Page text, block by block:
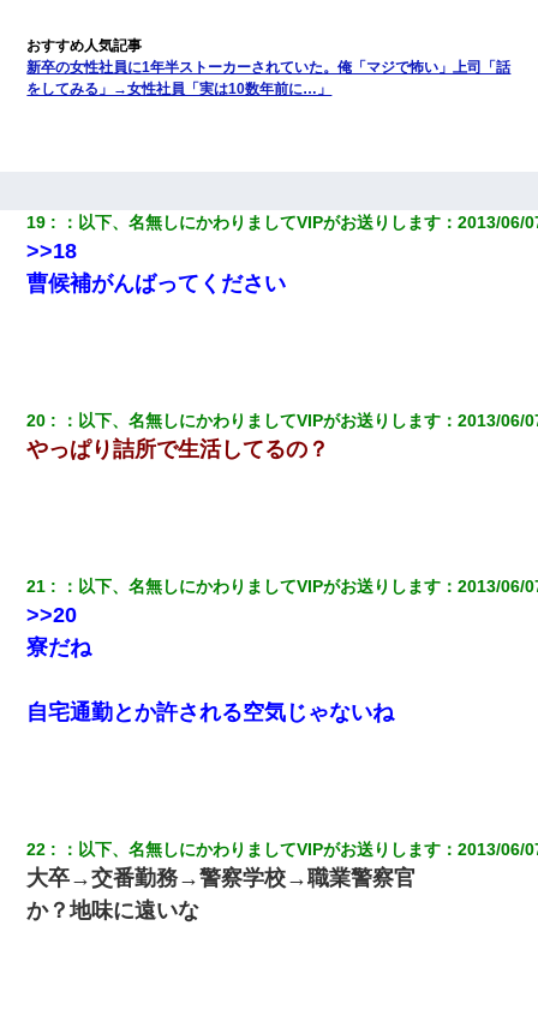
新卒の女性社員に1年半ストーカーされていた。俺「マジで怖い」上司「話
をしてみる」→女性社員「実は10数年前に…」
19 ： 以下、名無しにかわりましてVIPがお送りします ：2013/06/
>>18
曹候補がんばってください
20 ： 以下、名無しにかわりましてVIPがお送りします ：2013/06/
やっぱり詰所で生活してるの？
21 ： 以下、名無しにかわりましてVIPがお送りします ：2013/06/
>>20
寮だね
自宅通勤とか許される空気じゃないね
22 ： 以下、名無しにかわりましてVIPがお送りします ：2013/06/
大卒→交番勤務→警察学校→職業警察官
か？地味に遠いな